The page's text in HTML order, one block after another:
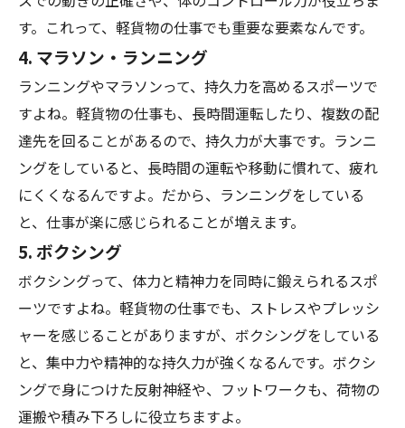
す。これって、軽貨物の仕事でも重要な要素なんです。
4. マラソン・ランニング
ランニングやマラソンって、持久力を高めるスポーツで
すよね。軽貨物の仕事も、長時間運転したり、複数の配
達先を回ることがあるので、持久力が大事です。ランニ
ングをしていると、長時間の運転や移動に慣れて、疲れ
にくくなるんですよ。だから、ランニングをしている
と、仕事が楽に感じられることが増えます。
5. ボクシング
ボクシングって、体力と精神力を同時に鍛えられるスポ
ーツですよね。軽貨物の仕事でも、ストレスやプレッシ
ャーを感じることがありますが、ボクシングをしている
と、集中力や精神的な持久力が強くなるんです。ボクシ
ングで身につけた反射神経や、フットワークも、荷物の
運搬や積み下ろしに役立ちますよ。